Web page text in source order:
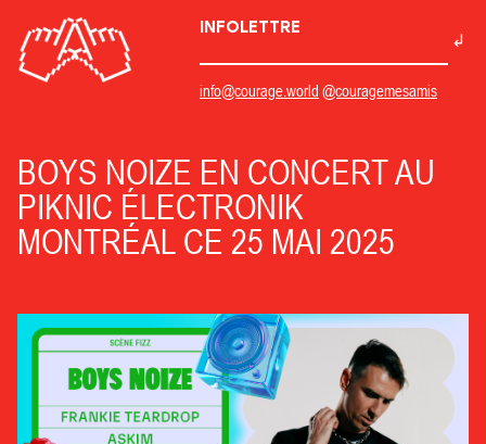
INFOLETTRE
info@courage.world @couragemesamis
BOYS NOIZE EN CONCERT AU
PIKNIC ÉLECTRONIK
MONTRÉAL CE 25 MAI 2025